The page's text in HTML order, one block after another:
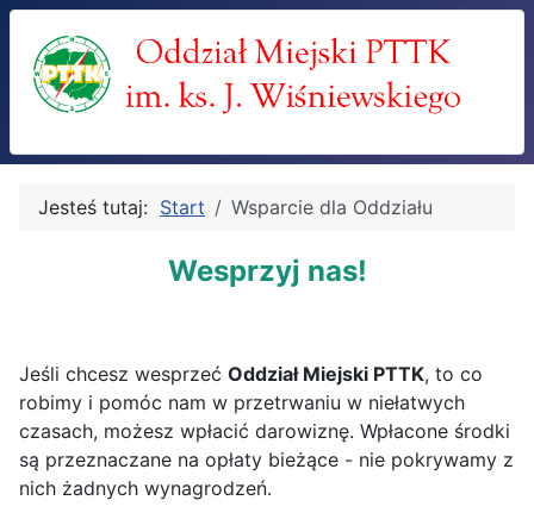
Jesteś tutaj: Start Wsparcie dla Oddziału
Wesprzyj nas!
Jeśli chcesz wesprzeć Oddział Miejski PTTK, to co
robimy i pomóc nam w przetrwaniu w niełatwych
czasach, możesz wpłacić darowiznę. Wpłacone środki
są przeznaczane na opłaty bieżące - nie pokrywamy z
nich żadnych wynagrodzeń.